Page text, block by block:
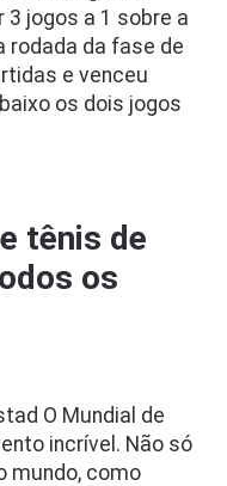
3 jogos a 1 sobre a
rodada da fase de
e venceu
os dois jogos
tênis de
os
O Mundial de
incrível. Não só
mundo, como